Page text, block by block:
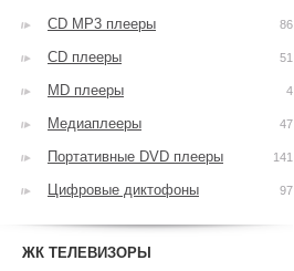
CD MP3 плееры 86
CD плееры 51
MD плееры 4
Медиаплееры 47
Портативные DVD плееры 141
Цифровые диктофоны 97
ЖК ТЕЛЕВИЗОРЫ